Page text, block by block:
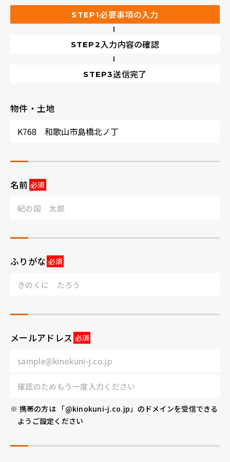
STEP1必要事項の入力
STEP2入力内容の確認
STEP3送信完了
物件・土地
名前
ふりがな
メールアドレス
※ 携帯の方は 「@kinokuni-j.co.jp」のドメインを受信できる
ようご設定ください